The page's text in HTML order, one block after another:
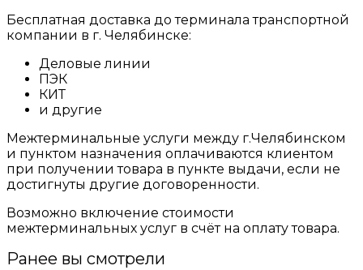
Бесплатная доставка до терминала транспортной
компании в г. Челябинске:
Деловые линии
ПЭК
КИТ
и другие
Межтерминальные услуги между г.Челябинском
и пунктом назначения оплачиваются клиентом
при получении товара в пункте выдачи, если не
достигнуты другие договоренности.
Возможно включение стоимости
межтерминальных услуг в счёт на оплату товара.
Ранее вы смотрели